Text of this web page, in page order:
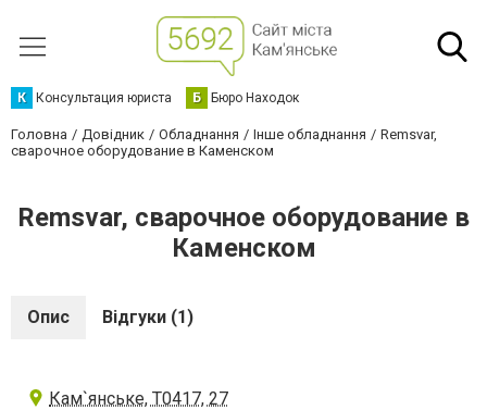
К Консультация юриста Б Бюро Находок
Головна Довідник Обладнання Інше обладнання
Remsvar,
сварочное оборудование в Каменском
Remsvar, сварочное оборудование в
Каменском
Опис Відгуки (1)
Кам`янське, Т0417, 27